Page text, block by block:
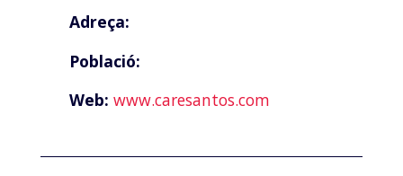
Adreça:
Població:
Web: www.caresantos.com